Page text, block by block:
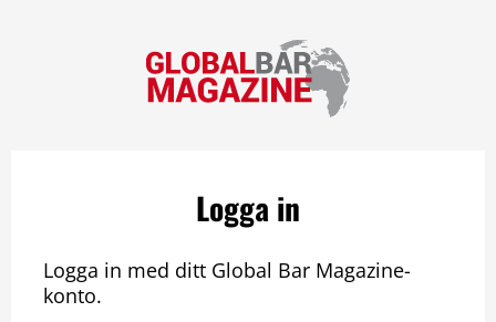
Logga in
Logga in med ditt Global Bar Magazine-
konto.